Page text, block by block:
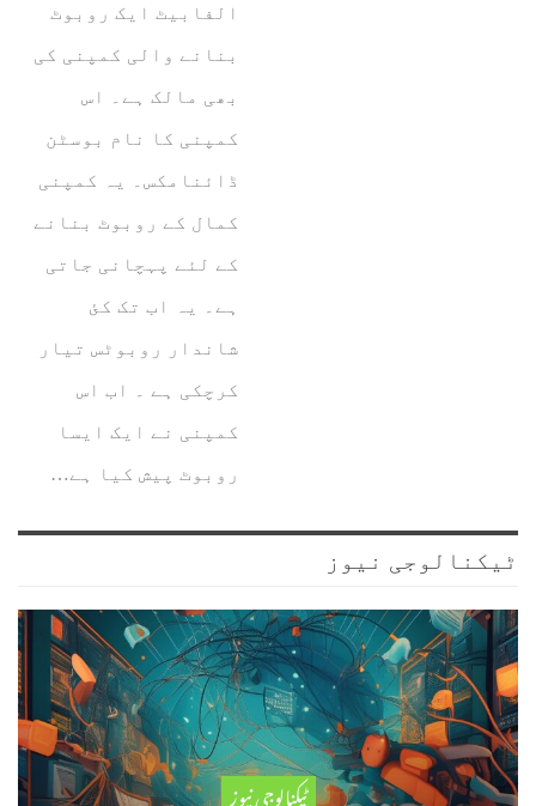
الفابیٹ ایک روبوٹ
بنانے والی کمپنی کی
بھی مالک ہے۔ اس
کمپنی کا نام بوسٹن
ڈائنامکس۔ یہ کمپنی
کمال کے روبوٹ بنانے
کے لئے پہچانی جاتی
ہے۔ یہ اب تک کئ
شاندار روبوٹس تیار
کرچکی ہے ۔ اب اس
کمپنی نے ایک ایسا
روبوٹ پیش کیا ہے…
ٹیکنالوجی نیوز
ٹیکنالوجی نیوز